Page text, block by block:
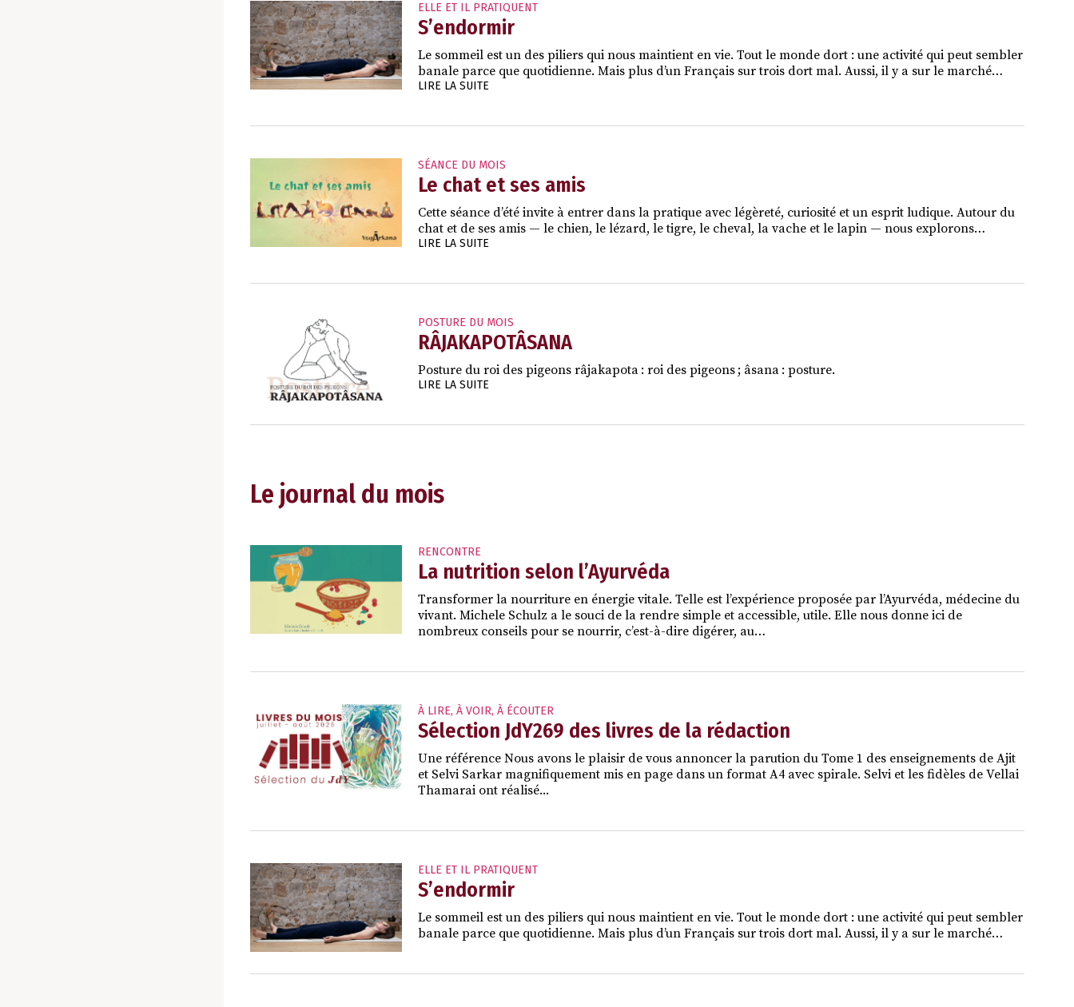
ELLE ET IL PRATIQUENT
S’endormir
Le sommeil est un des piliers qui nous maintient en vie. Tout le monde dort : une activité qui peut sembler
banale parce que quotidienne. Mais plus d’un Français sur trois dort mal. Aussi, il y a sur le marché…
LIRE LA SUITE
SÉANCE DU MOIS
Le chat et ses amis
Cette séance d’été invite à entrer dans la pratique avec légèreté, curiosité et un esprit ludique. Autour du
chat et de ses amis — le chien, le lézard, le tigre, le cheval, la vache et le lapin — nous explorons…
LIRE LA SUITE
POSTURE DU MOIS
RÂJAKAPOTÂSANA
Posture du roi des pigeons râjakapota : roi des pigeons ; âsana : posture.
LIRE LA SUITE
Le journal du mois
RENCONTRE
La nutrition selon l’Ayurvéda
Transformer la nourriture en énergie vitale. Telle est l’expérience proposée par l’Ayurvéda, médecine du
vivant. Michele Schulz a le souci de la rendre simple et accessible, utile. Elle nous donne ici de
nombreux conseils pour se nourrir, c’est-à-dire digérer, au…
À LIRE, À VOIR, À ÉCOUTER
Sélection JdY269 des livres de la rédaction
Une référence Nous avons le plaisir de vous annoncer la parution du Tome 1 des enseignements de Ajit
et Selvi Sarkar magnifiquement mis en page dans un format A4 avec spirale. Selvi et les fidèles de Vellai
Thamarai ont réalisé...
ELLE ET IL PRATIQUENT
S’endormir
Le sommeil est un des piliers qui nous maintient en vie. Tout le monde dort : une activité qui peut sembler
banale parce que quotidienne. Mais plus d’un Français sur trois dort mal. Aussi, il y a sur le marché…